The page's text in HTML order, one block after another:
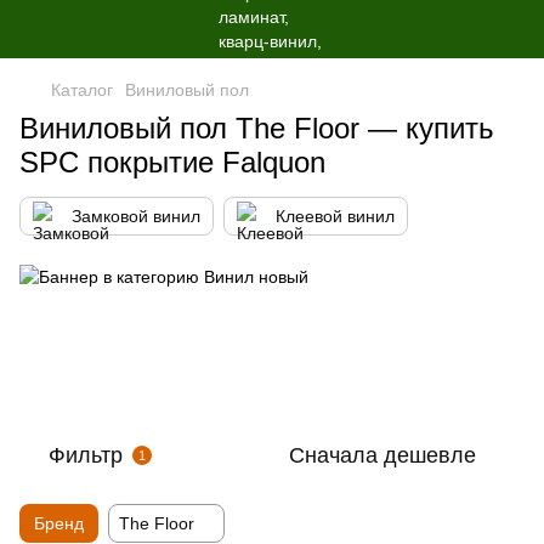
Каталог Виниловый пол
Виниловый пол The Floor — купить
SPC покрытие Falquon
Замковой винил Клеевой винил
Фильтр 1 Сначала дешевле
Бренд The Floor